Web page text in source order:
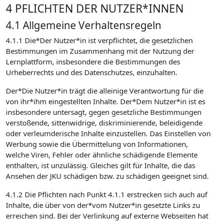
4 PFLICHTEN DER NUTZER*INNEN
4.1 Allgemeine Verhaltensregeln
4.1.1 Die*Der Nutzer*in ist verpflichtet, die gesetzlichen
Bestimmungen im Zusammenhang mit der Nutzung der
Lernplattform, insbesondere die Bestimmungen des
Urheberrechts und des Datenschutzes, einzuhalten.
Der*Die Nutzer*in trägt die alleinige Verantwortung für die
von ihr*ihm eingestellten Inhalte. Der*Dem Nutzer*in ist es
insbesondere untersagt, gegen gesetzliche Bestimmungen
verstoßende, sittenwidrige, diskriminierende, beleidigende
oder verleumderische Inhalte einzustellen. Das Einstellen von
Werbung sowie die Übermittelung von Informationen,
welche Viren, Fehler oder ähnliche schädigende Elemente
enthalten, ist unzulässig. Gleiches gilt für Inhalte, die das
Ansehen der JKU schädigen bzw. zu schädigen geeignet sind.
4.1.2 Die Pflichten nach Punkt 4.1.1 erstrecken sich auch auf
Inhalte, die über von der*vom Nutzer*in gesetzte Links zu
erreichen sind. Bei der Verlinkung auf externe Webseiten hat